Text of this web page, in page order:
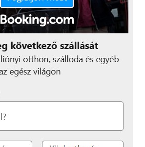
főbb
(4096 x 2160 pixel)
a színbontás nélküli kiváló
üzemeltetési költség, 20 000
karbantartásmentes